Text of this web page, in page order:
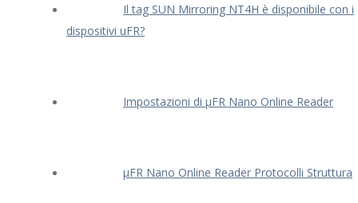
Il tag SUN Mirroring NT4H è disponibile con i
dispositivi uFR?
Impostazioni di μFR Nano Online Reader
μFR Nano Online Reader Protocolli Struttura